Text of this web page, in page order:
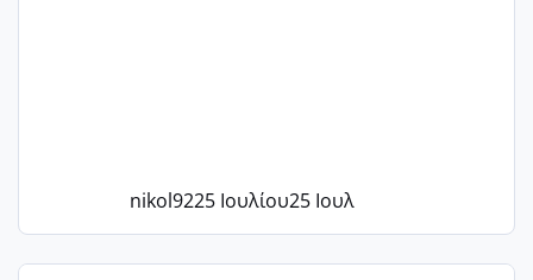
nikol9225 Ιουλίου25 Ιουλ